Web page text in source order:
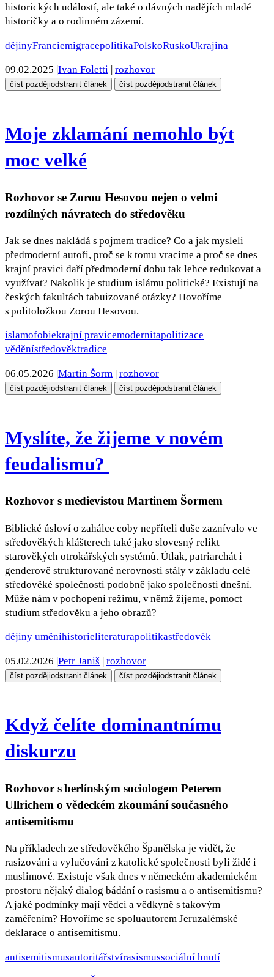
historických událostí, ale také o dávných nadějích mladé
historičky a o rodinném zázemí.
dějinyFranciemigracepolitikaPolskoRuskoUkrajina
09.02.2025 |Ivan Foletti | rozhovor
číst pozdějiodstranit článek číst pozdějiodstranit článek
Moje zklamání nemohlo být
moc velké
Rozhovor se Zorou Hesovou nejen o velmi
rozdílných návratech do středověku
Jak se dnes nakládá s pojmem tradice? Co a jak mysleli
předmoderní autoři, proč se k tomu vracíme a proč se dnes
krajní pravici daří předmoderní dobu tak lehce redukovat a
využívat? Nakolik je studium islámu politické? Existují na
českých fakultách tabuizované otázky? Hovoříme
s politoložkou Zorou Hesovou.
islamofobiekrajní pravicemodernitapolitizace
věděnístředověktradice
06.05.2026 |Martin Šorm | rozhovor
číst pozdějiodstranit článek číst pozdějiodstranit článek
Myslíte, že žijeme v novém
feudalismu?
Rozhovor s medievistou Martinem Šormem
Biblické úsloví o zahálce coby nepříteli duše zaznívalo ve
středověkých klášterech také jako slovesný relikt
starověkých otrokářských systémů. Útlak, patriarchát i
genderově strukturované nerovnosti stály v základu celé
středověké společnosti podobně jako společnosti dnešní.
Může nám v pochopení režimu, v němž žijeme, pomoct
studium středověku a jeho obrazů?
dějiny uměníhistorieliteraturapolitikastředověk
05.02.2026 |Petr Janiš | rozhovor
číst pozdějiodstranit článek číst pozdějiodstranit článek
Když čelíte dominantnímu
diskurzu
Rozhovor s berlínským sociologem Peterem
Ullrichem o vědeckém zkoumání současného
antisemitismu
Na příkladech ze středověkého Španělska je vidět, že
rasizováni a vylučováni z katolické společnosti byli židé i
muslimové. Existuje však dnes v německém akademickém
prostoru nějaký dialog bádání o rasismu a o antisemitismu?
A jaké podmínky mají vědci a vědkyně s takovým
zaměřením? Hovoříme se spoluautorem Jeruzalémské
deklarace o antisemitismu.
antisemitismusautoritářstvírasismussociální hnutí